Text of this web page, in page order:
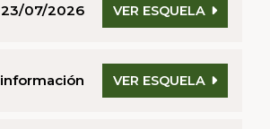
23/07/2026 VER ESQUELA
VER ESQUELA